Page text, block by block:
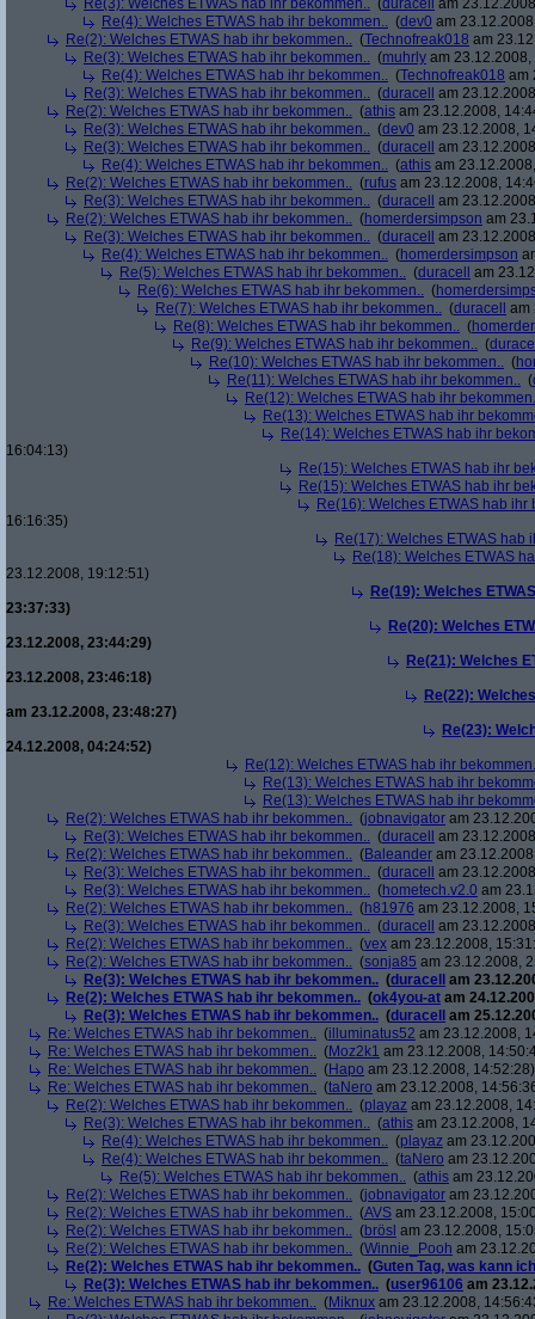
Re(3): Welches ETWAS hab ihr bekommen.. (duracell
am
Re(4): Welches ETWAS hab ihr bekommen.. (dev0 am
Re(2): Welches ETWAS hab ihr bekommen.. (Technofreak018 am
Re(3): Welches ETWAS hab ihr bekommen.. (muhrly am
Re(4): Welches ETWAS hab ihr bekommen.. (Technofreak018 am
Re(3): Welches ETWAS hab ihr bekommen.. (duracell
am
Re(2): Welches ETWAS hab ihr bekommen.. (athis am 23.12.2008,
Re(3): Welches ETWAS hab ihr bekommen.. (dev0 am 23.12.2008,
Re(3): Welches ETWAS hab ihr bekommen.. (duracell
am
Re(4): Welches ETWAS hab ihr bekommen.. (athis am
Re(2): Welches ETWAS hab ihr bekommen.. (rufus am 23.12.2008,
Re(3): Welches ETWAS hab ihr bekommen.. (duracell
am
Re(2): Welches ETWAS hab ihr bekommen.. (homerdersimpson am
Re(3): Welches ETWAS hab ihr bekommen.. (duracell
am
Re(4): Welches ETWAS hab ihr bekommen.. (homerdersimpson
Re(5): Welches ETWAS hab ihr bekommen.. (duracell
am
Re(6): Welches ETWAS hab ihr bekommen.. (
Re(7): Welches ETWAS hab ihr bekommen.. (duracell
am
Re(8): Welches ETWAS hab ihr bekommen.. (
Re(9): Welches ETWAS hab ihr bekommen.. (
Re(10): Welches ETWAS hab ihr bekommen.. (
Re(11): Welches ETWAS hab ihr bekommen.. (
Re(12): Welches ETWAS hab ihr
Re(13): Welches ETWAS hab ihr
Re(14): Welches ETWAS hab ihr
16:04:13)
Re(15): Welches ETWAS hab ihr
Re(15): Welches ETWAS hab ihr
Re(16): Welches ETWAS hab ihr
16:16:35)
Re(17): Welches ETWAS hab
Re(18): Welches ETWAS
23.12.2008, 19:12:51)
Re(19): Welches
23:37:33)
Re(20): Welches
23.12.2008, 23:44:29)
Re(21): Welches
23.12.2008, 23:46:18)
Re(22):
am 23.12.2008, 23:48:27)
Re(23):
24.12.2008, 04:24:52)
Re(12): Welches ETWAS hab ihr
Re(13): Welches ETWAS hab ihr
Re(13): Welches ETWAS hab ihr
Re(2): Welches ETWAS hab ihr bekommen.. (jobnavigator am
Re(3): Welches ETWAS hab ihr bekommen.. (duracell
am
Re(2): Welches ETWAS hab ihr bekommen.. (Baleander am
Re(3): Welches ETWAS hab ihr bekommen.. (duracell
am
Re(3): Welches ETWAS hab ihr bekommen.. (hometech.v2.0 am
Re(2): Welches ETWAS hab ihr bekommen.. (h81976 am 23.12.2008,
Re(3): Welches ETWAS hab ihr bekommen.. (duracell
am
Re(2): Welches ETWAS hab ihr bekommen.. (vex am 23.12.2008,
Re(2): Welches ETWAS hab ihr bekommen.. (sonja85 am 23.12.2008,
Re(3): Welches ETWAS hab ihr bekommen.. (duracell
am
Re(2): Welches ETWAS hab ihr bekommen.. (ok4you-at am
Re(3): Welches ETWAS hab ihr bekommen.. (duracell
am
Re: Welches ETWAS hab ihr bekommen.. (illuminatus52 am 23.12.2008,
Re: Welches ETWAS hab ihr bekommen.. (Moz2k1 am 23.12.2008,
Re: Welches ETWAS hab ihr bekommen.. (Hapo am 23.12.2008, 14:52:28)
Re: Welches ETWAS hab ihr bekommen.. (taNero am 23.12.2008,
Re(2): Welches ETWAS hab ihr bekommen.. (playaz am 23.12.2008,
Re(3): Welches ETWAS hab ihr bekommen.. (athis am 23.12.2008,
Re(4): Welches ETWAS hab ihr bekommen.. (playaz am
Re(4): Welches ETWAS hab ihr bekommen.. (taNero am
Re(5): Welches ETWAS hab ihr bekommen.. (athis am
Re(2): Welches ETWAS hab ihr bekommen.. (jobnavigator am
Re(2): Welches ETWAS hab ihr bekommen.. (AVS am 23.12.2008,
Re(2): Welches ETWAS hab ihr bekommen.. (brösl am 23.12.2008,
Re(2): Welches ETWAS hab ihr bekommen.. (Winnie_Pooh am
Re(2): Welches ETWAS hab ihr bekommen.. (Guten Tag, was kann
Re(3): Welches ETWAS hab ihr bekommen.. (user96106 am
Re: Welches ETWAS hab ihr bekommen.. (Miknux am 23.12.2008,